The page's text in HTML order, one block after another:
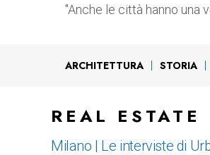
"Anche le città hanno una
ARCHITETTURA STORIA
REAL ESTATE
Milano | Le interviste di